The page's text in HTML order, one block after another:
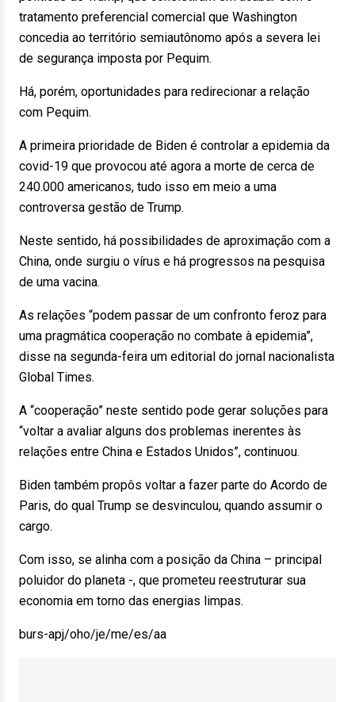
tratamento preferencial comercial que Washington
concedia ao território semiautônomo após a severa lei
de segurança imposta por Pequim.
Há, porém, oportunidades para redirecionar a relação
com Pequim.
A primeira prioridade de Biden é controlar a epidemia da
covid-19 que provocou até agora a morte de cerca de
240.000 americanos, tudo isso em meio a uma
controversa gestão de Trump.
Neste sentido, há possibilidades de aproximação com a
China, onde surgiu o vírus e há progressos na pesquisa
de uma vacina.
As relações “podem passar de um confronto feroz para
uma pragmática cooperação no combate à epidemia”,
disse na segunda-feira um editorial do jornal nacionalista
Global Times.
A “cooperação” neste sentido pode gerar soluções para
“voltar a avaliar alguns dos problemas inerentes às
relações entre China e Estados Unidos”, continuou.
Biden também propôs voltar a fazer parte do Acordo de
Paris, do qual Trump se desvinculou, quando assumir o
cargo.
Com isso, se alinha com a posição da China – principal
poluidor do planeta -, que prometeu reestruturar sua
economia em torno das energias limpas.
burs-apj/oho/je/me/es/aa